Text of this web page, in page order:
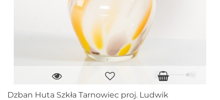
Dzban Huta Szkła Tarnowiec proj. Ludwik